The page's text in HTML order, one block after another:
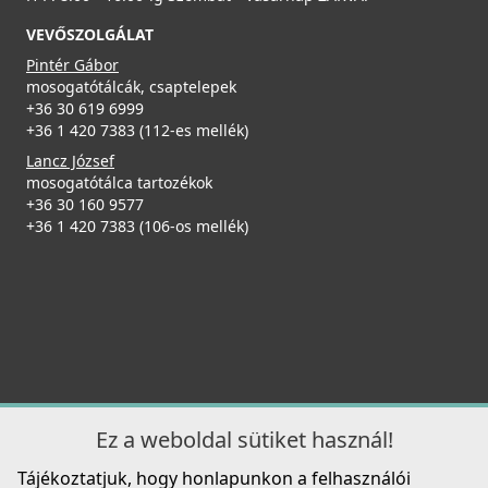
ELLECI - Csaptelep Adige K86
MKKADI86
99 990 Ft
Részletek
99 990 Ft
Részletek
Elleci ATH043WD Vágódeszka HPL - Barna
ATH043WD
VEVŐSZOLGÁLAT
Pintér Gábor
mosogatótálcák, csaptelepek
+36 30 619 6999
+36 1 420 7383 (112-es mellék)
Lancz József
mosogatótálca tartozékok
+36 30 160 9577
+36 1 420 7383 (106-os mellék)
Ez a weboldal sütiket használ!
Tájékoztatjuk, hogy honlapunkon a felhasználói